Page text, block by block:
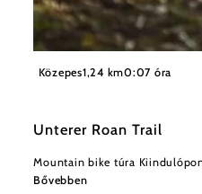
Wienerwald Tourismus / Wienerwald
Közepes1,24 km0:07 óra
Unterer Roan Trail
Mountain bike túra
Bővebben